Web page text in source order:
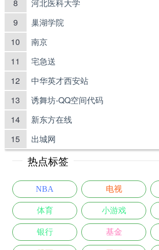
8 河北医科大学
9 巢湖学院
10 南京
11 宅急送
12 中华英才西安站
13 诱舞坊-QQ空间代码
14 新东方在线
15 出城网
热点标签
NBA 电视
体育 小游戏
银行 基金